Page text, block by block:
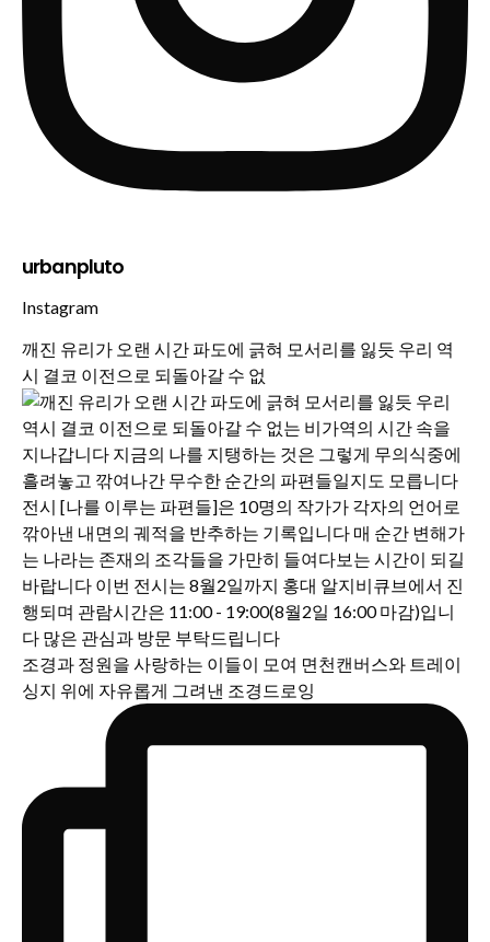
urbanpluto
Instagram
깨진 유리가 오랜 시간 파도에 긁혀 모서리를 잃듯 우리 역
시 결코 이전으로 되돌아갈 수 없
조경과 정원을 사랑하는 이들이 모여 면천캔버스와 트레이
싱지 위에 자유롭게 그려낸 조경드로잉